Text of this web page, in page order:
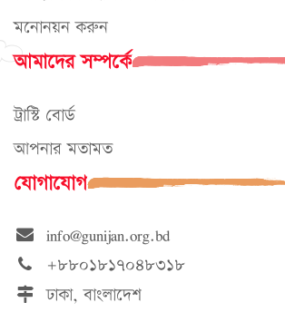
মনোনয়ন করুন
আমাদের সম্পর্কে
ট্রাস্টি বোর্ড
আপনার মতামত
যোগাযোগ
info@gunijan.org.bd
+৮৮০১৮১৭০৪৮৩১৮
ঢাকা, বাংলাদেশ